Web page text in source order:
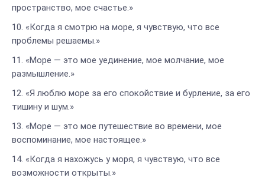
пространство, мое счастье.»
«Когда я смотрю на море, я чувствую, что все
проблемы решаемы.»
«Море — это мое уединение, мое молчание, мое
размышление.»
«Я люблю море за его спокойствие и бурление, за его
тишину и шум.»
«Море — это мое путешествие во времени, мое
воспоминание, мое настоящее.»
«Когда я нахожусь у моря, я чувствую, что все
возможности открыты.»